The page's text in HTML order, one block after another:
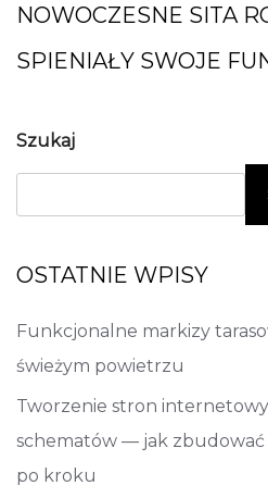
NOWOCZESNE SITA
SPIENIAŁY SWOJE
Szukaj
OSTATNIE WPISY
Funkcjonalne markizy
świeżym powietrzu
Tworzenie stron
schematów — jak
po kroku